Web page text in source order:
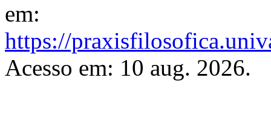
em:
https://
Acesso em: 10 aug. 2026.